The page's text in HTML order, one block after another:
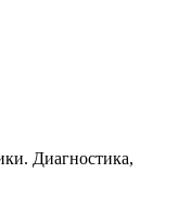
Диагностика,